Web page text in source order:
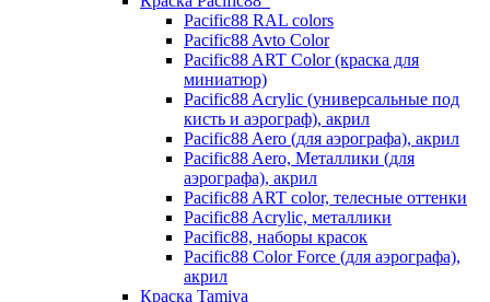
Pacific88 RAL colors
Pacific88 Avto Color
Pacific88 ART Color (краска для
миниатюр)
Pacific88 Acrylic (универсальные под
кисть и аэрограф), акрил
Pacific88 Aero (для аэрографа), акрил
Pacific88 Aero, Металлики (для
аэрографа), акрил
Pacific88 ART color, телесные оттенки
Pacific88 Acrylic, металлики
Pacific88, наборы красок
Pacific88 Color Force (для аэрографа),
акрил
Краска Tamiya